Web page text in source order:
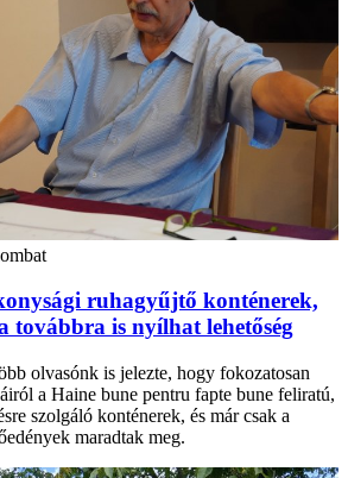
ruhagyűjtő konténerek,
továbbra is nyílhat lehetőség
olvasónk is jelezte, hogy fokozatosan
a Haine bune pentru fapte bune feliratú,
szolgáló konténerek, és már csak a
maradtak meg.